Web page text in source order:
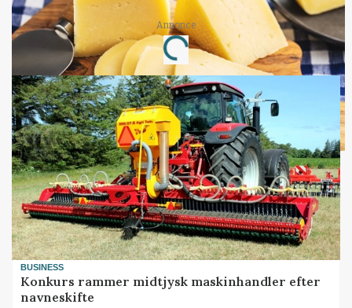
Annonce
Loading...
BUSINESS
Konkurs rammer midtjysk maskinhandler efter
navneskifte